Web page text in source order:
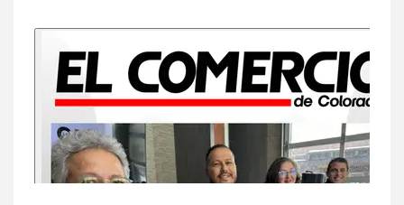
EEUU este año que en 2025
• ESTADOS UNIDOS
HOGAR Y SALUD
NOTICIAS
Van 4,100 casos confirmados
por parásito que causa
diarrea en EEUU